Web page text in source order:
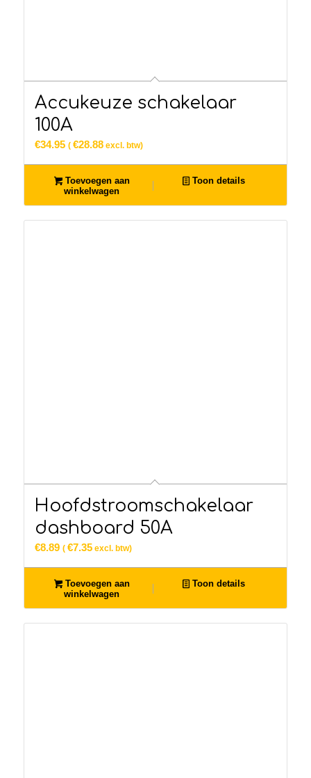
Accukeuze schakelaar
100A
€34.95 ( €28.88excl. btw)
Toevoegen aan
winkelwagen
Toon details
Hoofdstroomschakelaar
dashboard 50A
€8.89 ( €7.35excl. btw)
Toevoegen aan
winkelwagen
Toon details